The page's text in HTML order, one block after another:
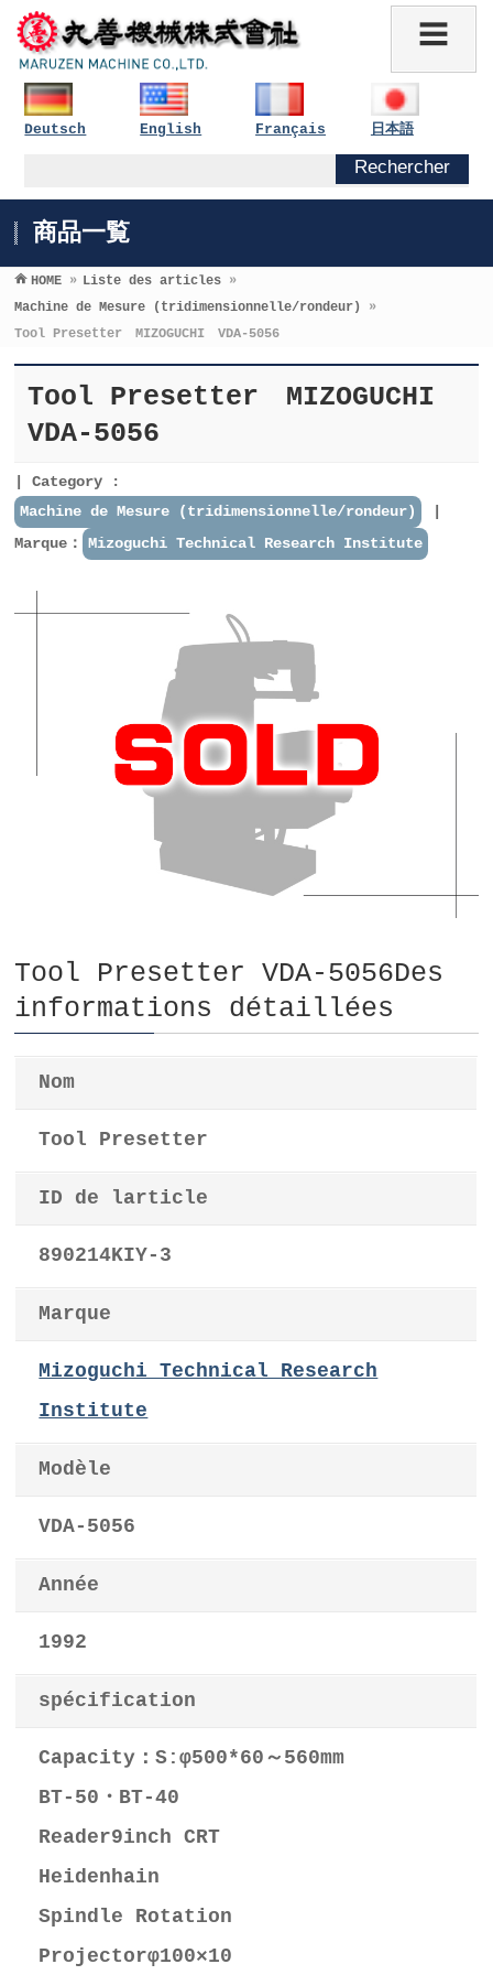
Deutsch English Français 日本語
商品一覧
HOME » Liste des articles »
Machine de Mesure (tridimensionnelle/rondeur)
»
Tool Presetter MIZOGUCHI VDA-5056
Tool Presetter MIZOGUCHI
VDA-5056
Category :
Machine de Mesure (tridimensionnelle/rondeur)
Marque：
Mizoguchi Technical Research Institute
Tool Presetter VDA-5056Des
informations détaillées
Nom
Tool Presetter
ID de larticle
890214KIY-3
Marque
Mizoguchi Technical Research
Institute
Modèle
VDA-5056
Année
1992
spécification
Capacity：S:φ500*60～560mm
BT-50・BT-40
Reader9inch CRT
Heidenhain
Spindle Rotation
Projectorφ100×10